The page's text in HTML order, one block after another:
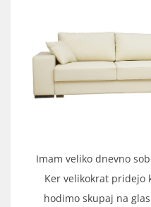
Imam veliko dnevno
Ker velikokrat
hodimo skupaj na